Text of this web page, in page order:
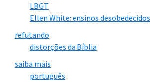
LBGT
Ellen White: ensinos desobedecidos
refutando
distorções da Bíblia
saiba mais
português